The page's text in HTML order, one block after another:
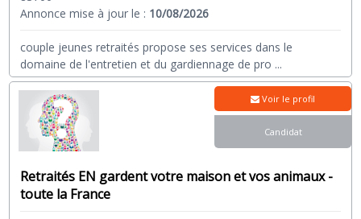
Annonce mise à jour le : 10/08/2026
couple jeunes retraités propose ses services dans le
domaine de l'entretien et du gardiennage de pro ...
Retraités EN gardent votre maison et vos animaux -
toute la France
Voir le profil
Candidat